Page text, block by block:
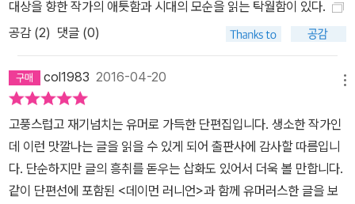
은 지극히 개인적인 동시에 우리에게 익숙한 누군가를 떠올리게 한
보게 하는 진한 여운이 남을 것이다.
대상을 향한 작가의 애틋함과 시대의 모순을 읽는 탁월함이 있다.
공감 (2) 댓글 (0)
col1983 2016-04-20
고풍스럽고 재기넘치는 유머로 가득한 단편집입니다. 생소한 작가인
데 이런 맛깔나는 글을 읽을 수 있게 되어 출판사에 감사할 따름입니
다. 단순하지만 글의 흥취를 돋우는 삽화도 있어서 더욱 볼 만합니다.
같이 단편선에 포함된 <데이먼 러니언>과 함께 유머러스한 글을 보